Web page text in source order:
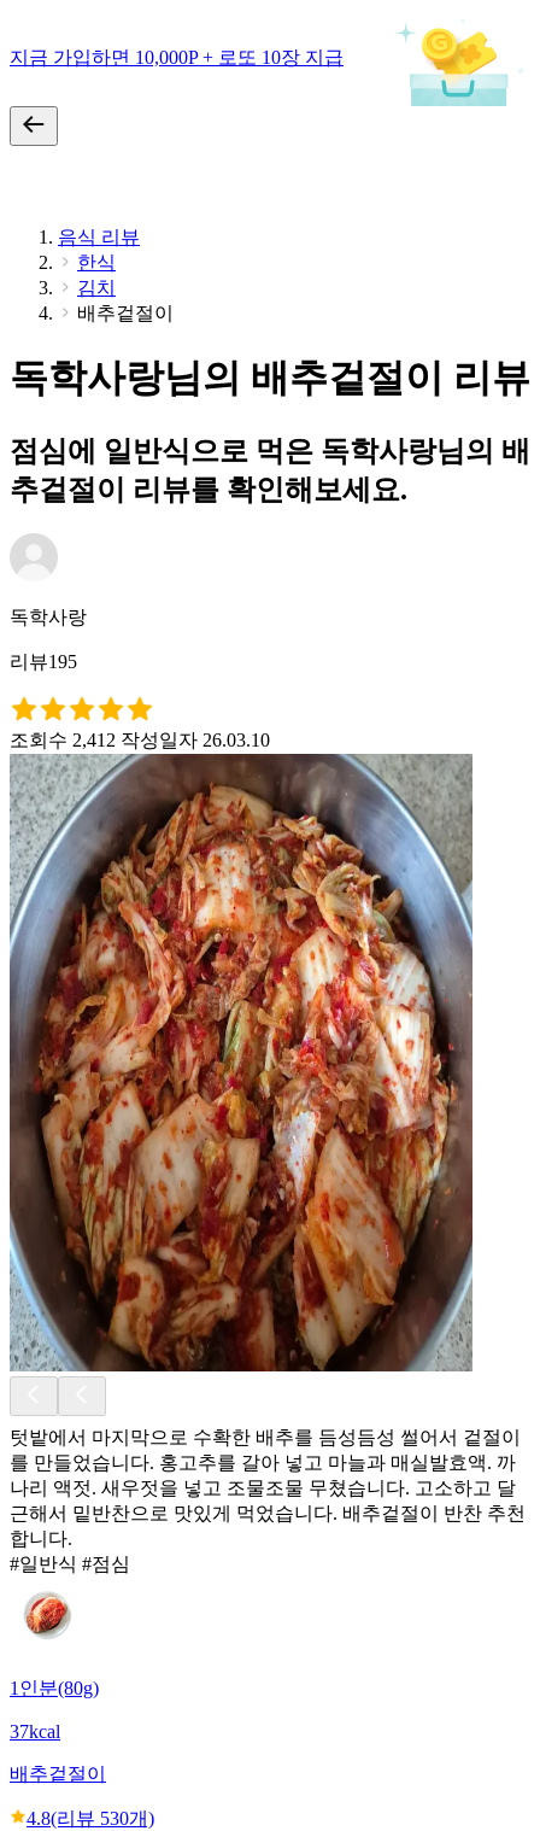
지금 가입하면 10,000P + 로또 10장 지급
음식 리뷰
한식
김치
배추겉절이
독학사랑님의 배추겉절이 리뷰
점심에 일반식으로 먹은 독학사랑님의 배
추겉절이 리뷰를 확인해보세요.
독학사랑
리뷰195
조회수 2,412 작성일자 26.03.10
텃밭에서 마지막으로 수확한 배추를 듬성듬성 썰어서 겉절이
를 만들었습니다. 홍고추를 갈아 넣고 마늘과 매실발효액. 까
나리 액젓. 새우젓을 넣고 조물조물 무쳤습니다. 고소하고 달
근해서 밑반찬으로 맛있게 먹었습니다. 배추겉절이 반찬 추천
합니다.
#일반식 #점심
1인분(80g)
37kcal
배추겉절이
4.8(리뷰 530개)